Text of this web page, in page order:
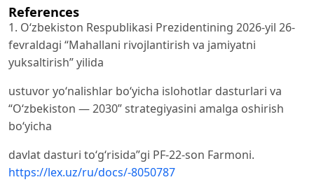
References
1. Oʻzbekiston Respublikasi Prezidentining 2026-yil 26-
fevraldagi “Mahallani rivojlantirish va jamiyatni
yuksaltirish” yilida
ustuvor yoʻnalishlar boʻyicha islohotlar dasturlari va
“Oʻzbekiston — 2030” strategiyasini amalga oshirish
boʻyicha
davlat dasturi toʻgʻrisida”gi PF-22-son Farmoni.
https://lex.uz/ru/docs/-8050787